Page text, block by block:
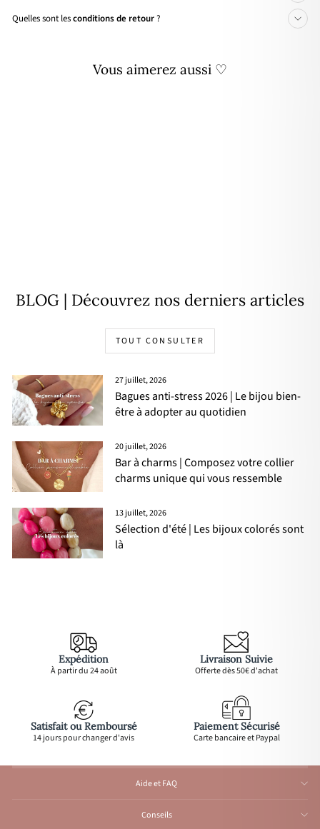
Quelles sont lesconditions de retour?
Vous aimerez aussi ♡
BLOG | Découvrez nos derniers articles
TOUT CONSULTER
27 juillet, 2026
Bagues anti-stress 2026 | Le bijou bien-
être à adopter au quotidien
20 juillet, 2026
Bar à charms | Composez votre collier
charms unique qui vous ressemble
13 juillet, 2026
Sélection d'été | Les bijoux colorés sont
là
Expédition
À partir du 24 août
Livraison Suivie
Offerte dès 50€ d'achat
Satisfait ou Remboursé
14 jours pour changer d'avis
Paiement Sécurisé
Carte bancaire et Paypal
Aide et FAQ
Conseils